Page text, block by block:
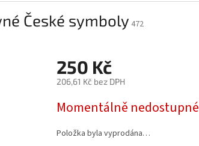
České symboly 472
250 Kč
206,61 Kč bez DPH
cena:
Momentálně nedostupné
Položka byla vyprodána…